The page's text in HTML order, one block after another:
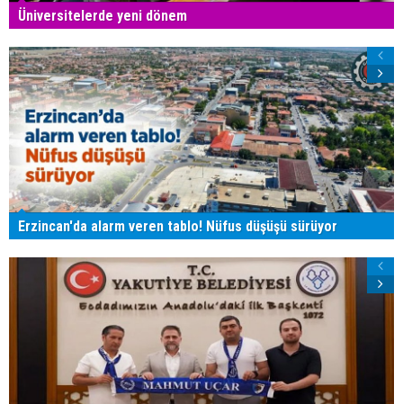
Üniversitelerde yeni dönem
Erzincan'da alarm veren tablo! Nüfus düşüşü sürüyor